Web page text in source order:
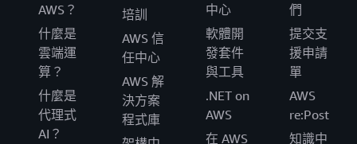
AWS？
什麼是
雲端運
算？
什麼是
代理式
AI？
培訓
AWS 信
任中心
AWS 解
決方案
程式庫
中心
軟體開
發套件
與工具
.NET on
AWS
在 AWS
們
提交支
援申請
單
AWS
re:Post
知識中